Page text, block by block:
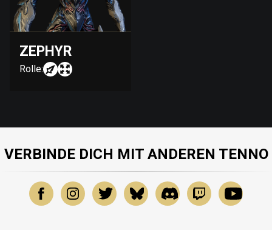
ZEPHYR
Rolle:
VERBINDE DICH MIT ANDEREN TENNO